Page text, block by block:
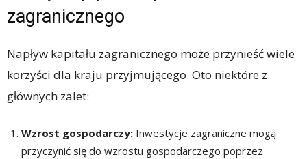
zagranicznego
Napływ kapitału zagranicznego może przynieść wiele
korzyści dla kraju przyjmującego. Oto niektóre z
głównych zalet:
Wzrost gospodarczy: Inwestycje zagraniczne mogą
przyczynić się do wzrostu gospodarczego poprzez